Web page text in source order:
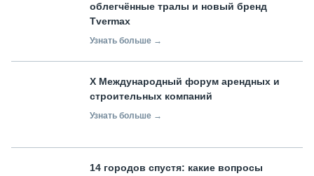
облегчённые тралы и новый бренд
Tvermax
Узнать больше →
X Международный форум арендных и
строительных компаний
Узнать больше →
14 городов спустя: какие вопросы